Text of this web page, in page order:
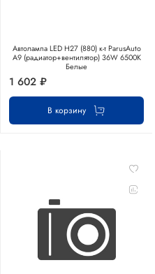
Автолампа LED Н27 (880) к-т ParusAuto
A9 (радиатор+вентилятор) 36W 6500К
Белые
1 602 ₽
В корзину